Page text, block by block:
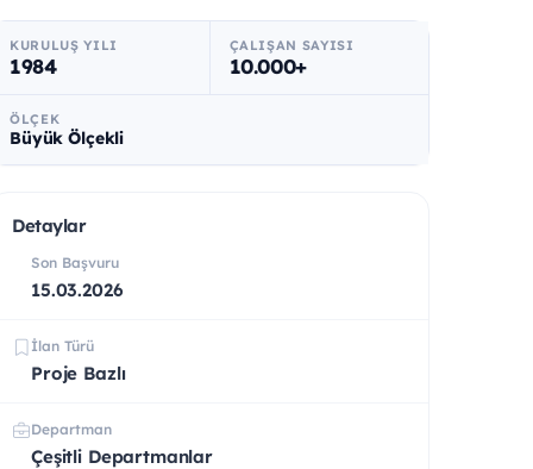
KURULUŞ YILI
1984
ÇALIŞAN SAYISI
10.000+
ÖLÇEK
Büyük Ölçekli
Detaylar
Son Başvuru
15.03.2026
İlan Türü
Proje Bazlı
Departman
Çeşitli Departmanlar